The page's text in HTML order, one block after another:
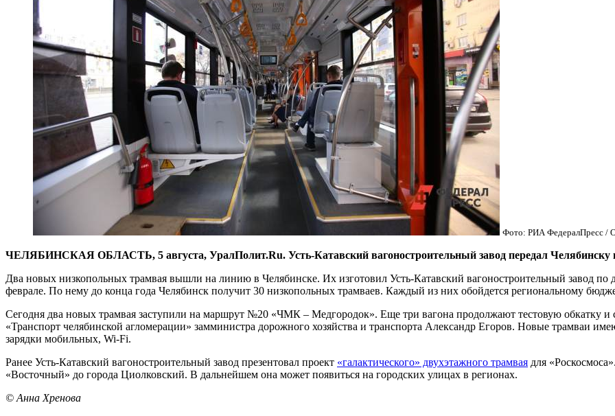
Фото: РИА ФедералПресс /
ЧЕЛЯБИНСКАЯ ОБЛАСТЬ, 5 августа, УралПолит.Ru. Усть-Катавский вагоностроительный завод передал Челябинску
Два новых низкопольных трамвая вышли на линию в Челябинске. Их изготовил Усть-Катавский вагоностроительный завод по
феврале. По нему до конца года Челябинск получит 30 низкопольных трамваев. Каждый из них обойдется региональному
Сегодня два новых трамвая заступили на маршрут №20 «ЧМК – Медгородок». Еще три вагона продолжают тестовую обкатку и
«Транспорт челябинской агломерации» замминистра дорожного хозяйства и транспорта Александр Егоров. Новые трамваи
зарядки мобильных, Wi-Fi.
Ранее Усть-Катавский вагоностроительный завод презентовал проект «галактического» двухэтажного трамвая для
«Восточный» до города Циолковский. В дальнейшем она может появиться на городских улицах в регионах.
© Анна Хренова